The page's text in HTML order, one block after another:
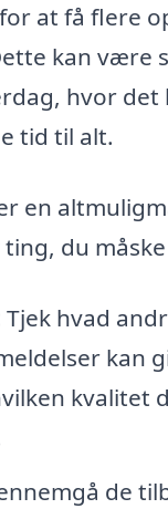
at få flere
kan være
hvor
tid til alt.
en
du
Tjek hvad
kan
kvalitet
de